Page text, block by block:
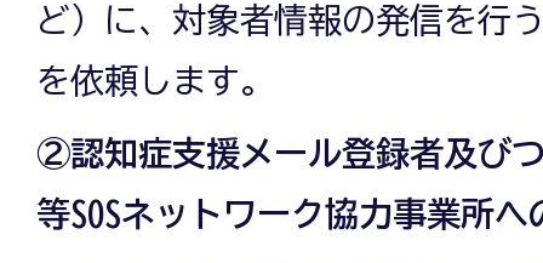
ど）に、対象者情報の発信を行
を依頼します。
②認知症支援メール登録者及び
等SOSネットワーク協力事業所